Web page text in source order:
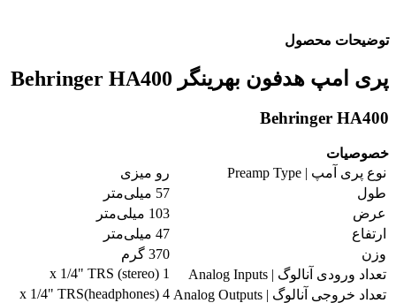
توضیحات محصول
پری امپ هدفون بهرینگر Behringer HA400
Behringer HA400
خصوصیات
نوع پری آمپ | Preamp Type
رو میزی
طول
57 میلی‌متر
عرض
103 میلی‌متر
ارتفاع
47 میلی‌متر
وزن
370 گرم
تعداد ورودی آنالوگ | Analog Inputs
1 x 1/4" TRS (stereo)
تعداد خروجی آنالوگ | Analog Outputs
4 x 1/4" TRS(headphones)